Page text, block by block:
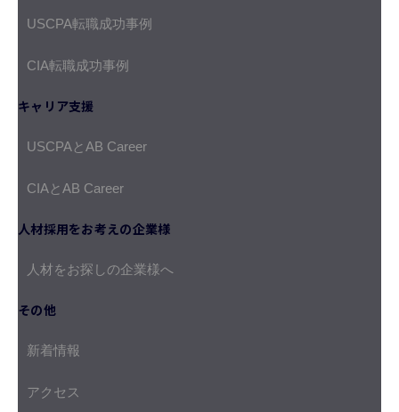
USCPA転職成功事例
CIA転職成功事例
キャリア支援
USCPAとAB Career
CIAとAB Career
人材採用をお考えの企業様
人材をお探しの企業様へ
その他
新着情報
アクセス